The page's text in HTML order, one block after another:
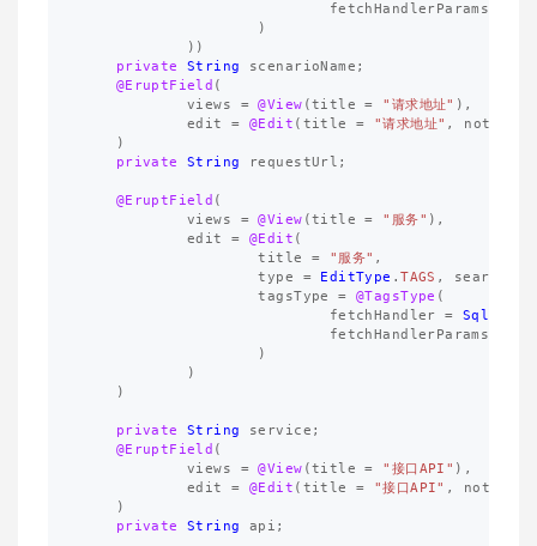
fetchHandlerParams
)
))
private
String scenarioName ;
@EruptField (
views
= @View ( title = "请求地址" ),
edit
= @Edit ( title = "请求地址" , notNull
)
private
String requestUrl ;
@EruptField (
views
= @View ( title = "服务" ),
edit
= @Edit (
title
= "服务" ,
type
= EditType .TAGS , search
tagsType
= @TagsType (
fetchHandler
=
fetchHandlerParams
)
)
)
private String service ;
@EruptField (
views
= @View ( title = "接口API" ),
edit
= @Edit ( title = "接口API" , notNull
)
private
String api ;